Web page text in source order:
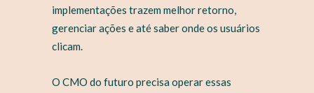
implementações trazem melhor retorno,
gerenciar ações e até saber onde os usuários
clicam.
O CMO do futuro precisa operar essas